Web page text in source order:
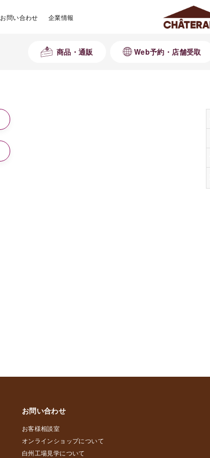
お問い合わせ 企業情報
商品・通販 Web予約・店舗受取
お問い合わせ
お客様相談室
オンラインショップについて
白州工場見学について